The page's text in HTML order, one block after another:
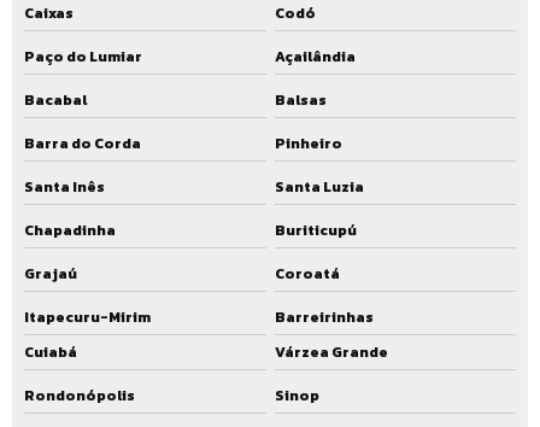
Caixas
Codó
Paço do Lumiar
Açailândia
Bacabal
Balsas
Barra do Corda
Pinheiro
Santa Inês
Santa Luzia
Chapadinha
Buriticupú
Grajaú
Coroatá
Itapecuru-Mirim
Barreirinhas
Cuiabá
Várzea Grande
Rondonópolis
Sinop